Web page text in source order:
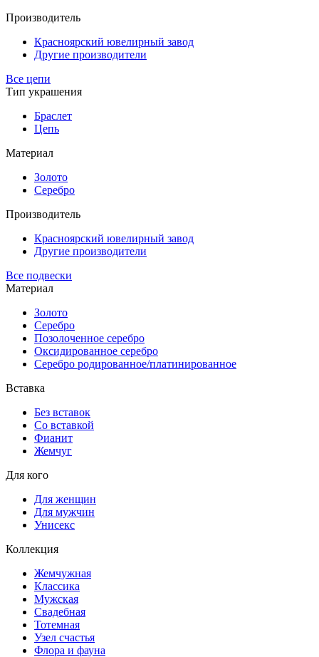
Производитель
Красноярский ювелирный завод
Другие производители
Все цепи
Тип украшения
Браслет
Цепь
Материал
Золото
Серебро
Производитель
Красноярский ювелирный завод
Другие производители
Все подвески
Материал
Золото
Серебро
Позолоченное серебро
Оксидированное серебро
Серебро родированное/платинированное
Вставка
Без вставок
Со вставкой
Фианит
Жемчуг
Для кого
Для женщин
Для мужчин
Унисекс
Коллекция
Жемчужная
Классика
Мужская
Свадебная
Тотемная
Узел счастья
Флора и фауна